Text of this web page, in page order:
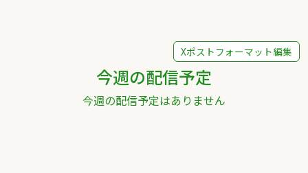
Xポストフォーマット編集
今週の配信予定
今週の配信予定はありません